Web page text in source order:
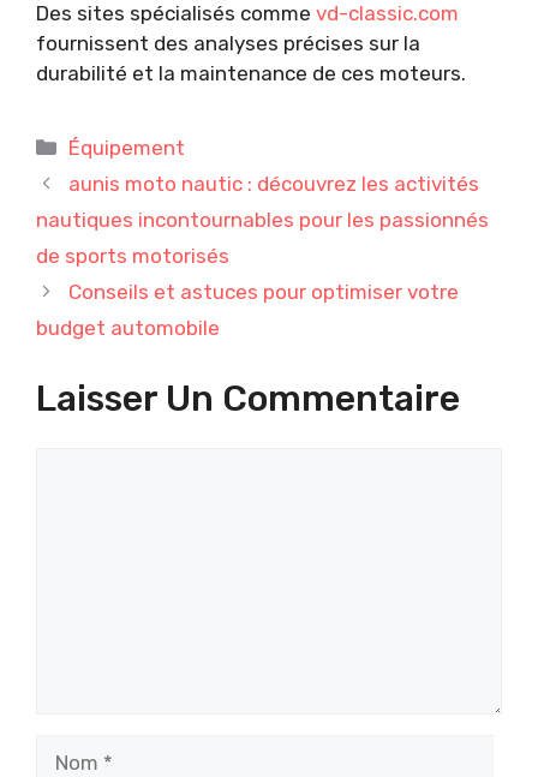
Des sites spécialisés comme vd-classic.com
fournissent des analyses précises sur la
durabilité et la maintenance de ces moteurs.
Catégories
Équipement
aunis moto nautic : découvrez les activités
nautiques incontournables pour les passionnés
de sports motorisés
Conseils et astuces pour optimiser votre
budget automobile
Laisser Un Commentaire